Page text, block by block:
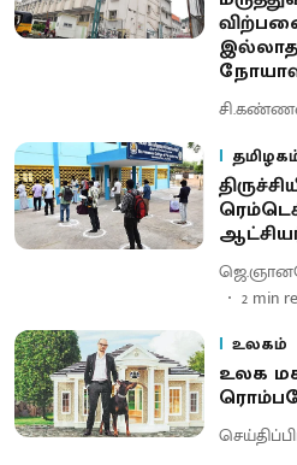
2 min
உலகம்
உலக